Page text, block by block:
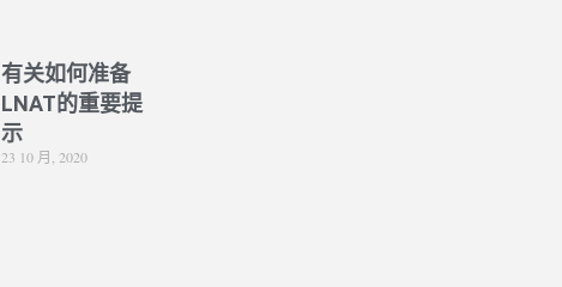
有关如何准备
LNAT的重要提
示
23 10 月, 2020